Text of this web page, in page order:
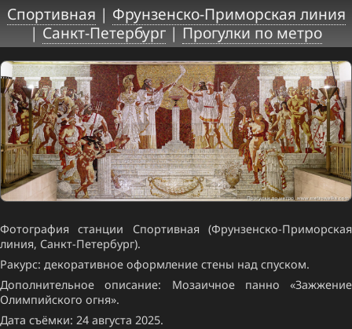
Спортивная | Фрунзенско-Приморская линия
|Санкт-Петербург|Прогулки по метро
Фотография станции Спортивная (Фрунзенско-Приморская
линия, Санкт-Петербург).
Ракурс: декоративное оформление стены над спуском.
Дополнительное описание: Мозаичное панно «Зажжение
Олимпийского огня».
Дата съёмки: 24 августа 2025.